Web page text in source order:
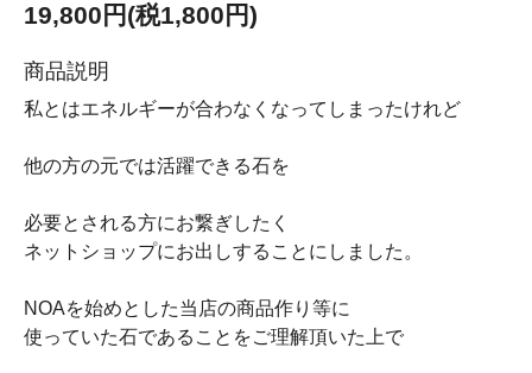
19,800円(税1,800円)
商品説明
私とはエネルギーが合わなくなってしまったけれど
他の方の元では活躍できる石を
必要とされる方にお繋ぎしたく
ネットショップにお出しすることにしました。
NOAを始めとした当店の商品作り等に
使っていた石であることをご理解頂いた上で